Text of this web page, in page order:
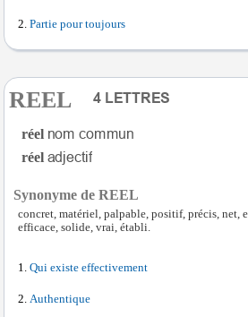
Partie pour toujours
REEL
réel
réel
Synonyme de REEL
concret, matériel, palpable, positif, précis, net,
efficace, solide, vrai, établi.
Qui existe effectivement
Authentique